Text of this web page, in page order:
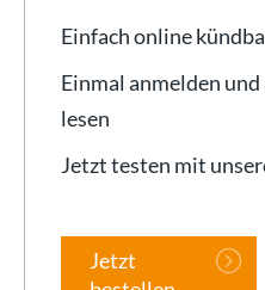
Einfach online
Einmal anmelden
lesen
Jetzt testen mit
Jetzt